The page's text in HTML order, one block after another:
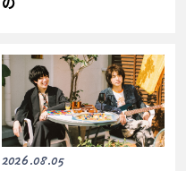
2026.08.05